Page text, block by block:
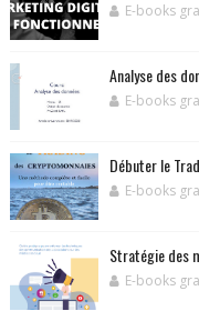
E-books
Analyse des
E-books
Débuter le
E-books
Stratégie des
E-books